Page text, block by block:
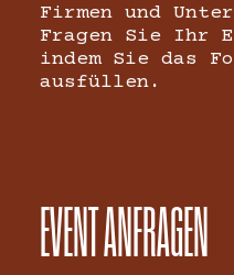
Firmen und
Fragen Sie Ihr
indem Sie das
ausfüllen.
EVENT ANFRAGEN